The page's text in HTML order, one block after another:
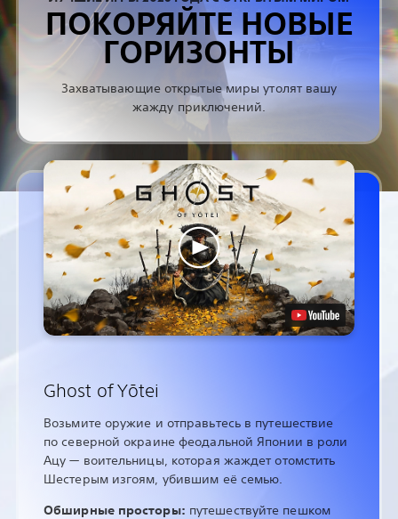
ПОКОРЯЙТЕ НОВЫЕ
ГОРИЗОНТЫ
Захватывающие открытые миры утолят вашу
жажду приключений.
Ghost of Yōtei
Возьмите оружие и отправьтесь в путешествие
по северной окраине феодальной Японии в роли
Ацу — воительницы, которая жаждет отомстить
Шестерым изгоям, убившим её семью.
Обширные просторы: путешествуйте пешком